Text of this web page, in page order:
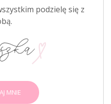
podzielę się z
MNIE